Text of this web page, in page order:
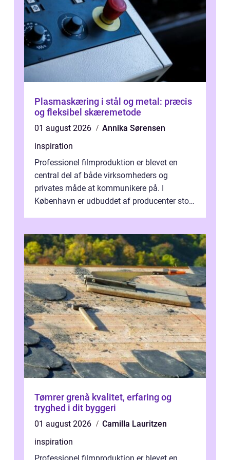
Plasmaskæring i stål og metal: præcis
og fleksibel skæremetode
01 august 2026
Annika Sørensen
inspiration
Professionel filmproduktion er blevet en
central del af både virksomheders og
privates måde at kommunikere på. I
København er udbuddet af producenter stort,
Tømrer grenå kvalitet, erfaring og
tryghed i dit byggeri
01 august 2026
Camilla Lauritzen
inspiration